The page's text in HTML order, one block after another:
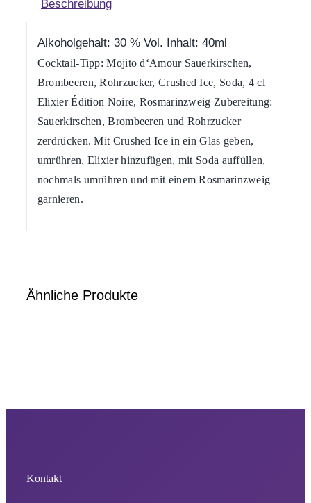
Beschreibung
Alkoholgehalt: 30 % Vol. Inhalt: 40ml
Cocktail-Tipp: Mojito d‘Amour Sauerkirschen,
Brombeeren, Rohrzucker, Crushed Ice, Soda, 4 cl
Elixier Édition Noire, Rosmarinzweig Zubereitung:
Sauerkirschen, Brombeeren und Rohrzucker
zerdrücken. Mit Crushed Ice in ein Glas geben,
umrühren, Elixier hinzufügen, mit Soda auffüllen,
nochmals umrühren und mit einem Rosmarinzweig
garnieren.
Ähnliche Produkte
Kontakt